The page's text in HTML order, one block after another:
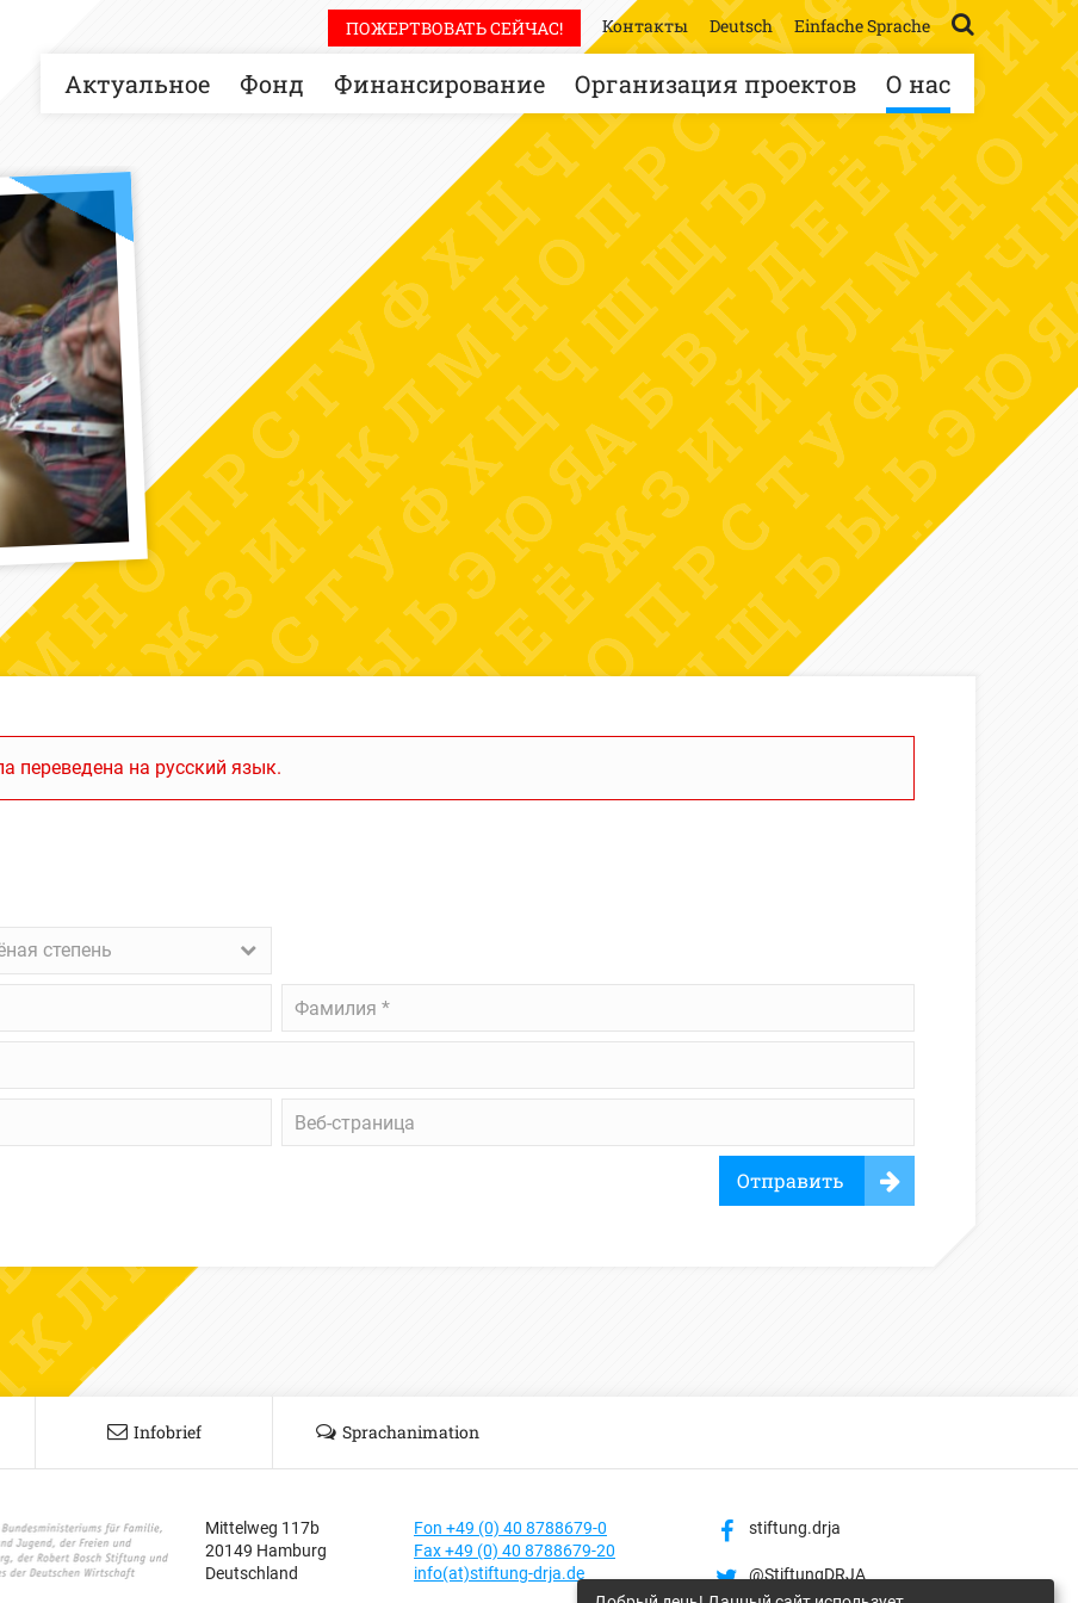
Актуальное Фонд Финансирование Организация проектов О нас
ПОЖЕРТВОВАТЬ СЕЙЧАС! Контакты Deutsch Einfache Sprache
переведена на русский язык.
степень
Фамилия
Веб-
страница
Отправить
Infobrief Sprachanimation
Mittelweg 117b
20149 Hamburg
Deutschland
Fon +49 (0) 40 8788679-0
Fax +49 (0) 40 8788679-20
info(at)stiftung-drja.de
stiftung.drja
@StiftungDRJA